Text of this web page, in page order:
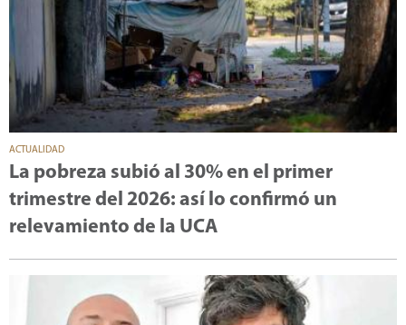
ACTUALIDAD
La pobreza subió al 30% en el primer
trimestre del 2026: así lo confirmó un
relevamiento de la UCA